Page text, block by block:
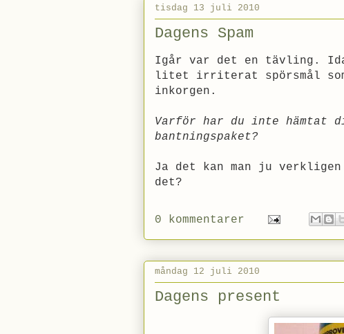
tisdag 13 juli 2010
Dagens Spam
Igår var det en tävling.
litet irriterat spörsmål
inkorgen.
Varför har du inte hämtat
bantningspaket?
Ja det kan man ju
det?
0 kommentarer
måndag 12 juli 2010
Dagens present